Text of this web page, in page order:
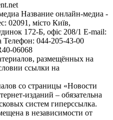
Название онлайн-медиа -
02091, місто Київ,
172-Б, офіс 208/1 E-mail:
Телефон: 044-205-43-00
06068
размещённых на
ссылки на
со страницы «Новости
изданий – обязательна
систем гиперссылка.
в независимости от